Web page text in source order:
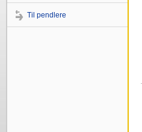
Til pendlere